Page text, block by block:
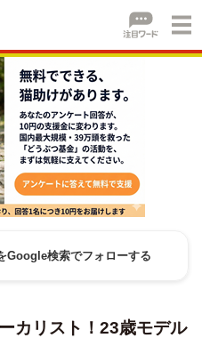
Google検索でフォローする
カリスト！23歳モデル